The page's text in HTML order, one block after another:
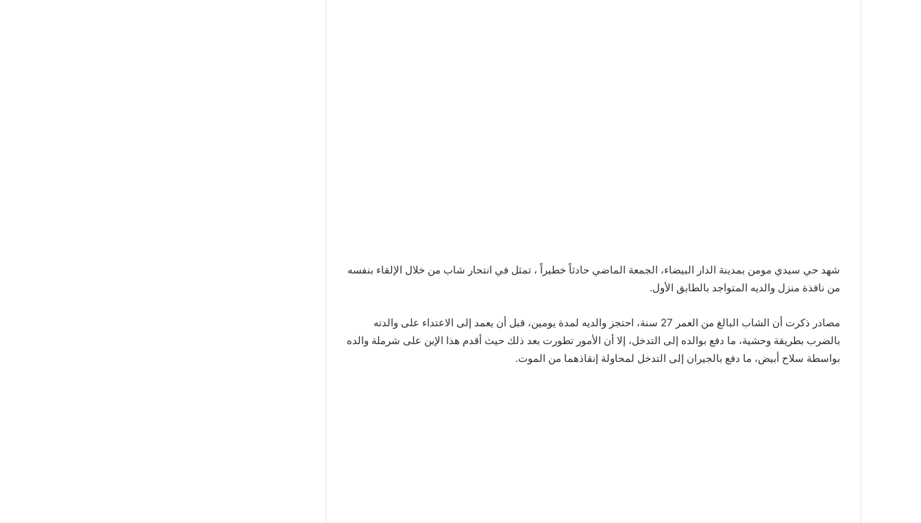
شهد حي سيدي مومن بمدينة الدار البيضاء، الجمعة الماضي حادثاً خطيراً ، تمثل في انتحار شاب من خلال الإلقاء بنفسه
من نافذة منزل والديه المتواجد بالطابق الأول.
مصادر ذكرت أن الشاب البالغ من العمر 27 سنة، احتجز والديه لمدة يومين، قبل أن يعمد إلى الاعتداء على والدته
بالضرب بطريقة وحشية، ما دفع بوالده إلى التدخل، إلا أن الأمور تطورت بعد ذلك حيث أقدم هذا الإبن على شرملة والده
بواسطة سلاح أبيض، ما دفع بالجيران إلى التدخل لمحاولة إنقاذهما من الموت.